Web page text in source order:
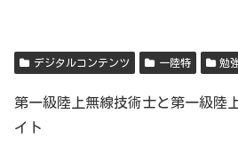
デジタルコンテンツ 一陸特 勉
第一級陸上無線技術士と第一級陸
イト